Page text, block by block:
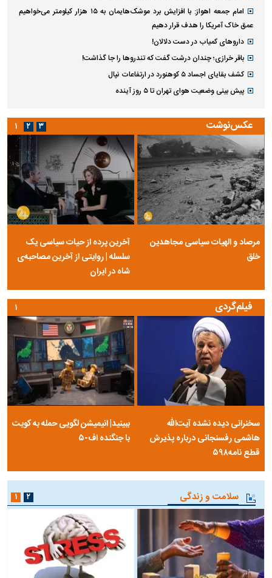
امام‌ جمعه اهواز: با افزایش برد موشک‌هایمان به ۱۵ هزار کیلومتر می‌خواهیم
عمق خاک آمریکا را هدف قرار دهیم
داروهای کمیاب در دست دلالان!
باقر خرازی؛ چندان درشت گفت که تندروها را جا گذاشت!
کشف بقایای اجساد ۵ کوهنورد در ارتفاعات نپال
پیش بینی وضعیت هوای تهران تا ۵ روز آینده
عکس‌نوشت
مرصاد و الهیات سیاسی مجاهدین
خلق
آخرین پرده از حیات سیاسی یک
سلسله | روایتی از آخرین مصاحبه‌ی
شاه در ایران
۱ ۲ ۳
فیلم‌گردی
سخنرانی دیده نشده آیت‌الله
هاشمی رفسنجانی درباره پذیرش
قطع نامه۵۹۸
ببینید| انیمیشن لگویی حمله به کویت
با جنگنده اف-۵
۱
سلامت و زندگی ۱ ۲